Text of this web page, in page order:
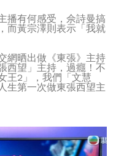
播有何感受，佘詩曼搞
而黃宗澤則表示「我就
網晒出做《東張》主持
西望」主持，過癮！不
王2」，我們「文慧
生第一次做東張西望主